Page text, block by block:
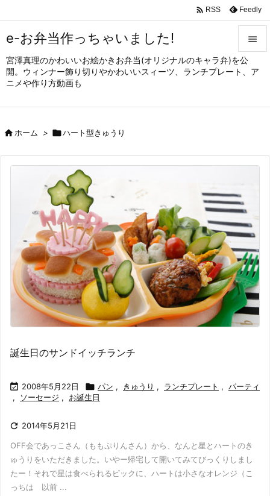
e-お弁当作っちゃいました!
宮澤真理のかわいいお絵かきお弁当(オリジナルのキャラ弁)を公
開。ウィンナー飾り切りやかわいいスィーツ、ランチプレート、ア
ニメや作り方動画も


メニュ
サイド

 RSS Feedly
ホーム > ハート型きゅうり
誕生日のサンドイッチランチ
 2008年5月22日  パン , きゅうり , ランチプレート , パーティ
,
ソーセージ , お誕生日
 2014年5月21日
OFF会であっこさん（ももぷりんさん）から、なんと星とハートのき
ゅうりをいただきました。いやー帰宅して開いてみてびっくりしまし
たー！それで星は食べられるピックに、ハートは小さなオレンジ（こ
っちは 以前 ...